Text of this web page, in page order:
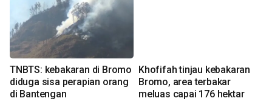
TNBTS: kebakaran di Bromo
diduga sisa perapian orang
di Bantengan
Khofifah tinjau kebakaran
Bromo, area terbakar
meluas capai 176 hektar